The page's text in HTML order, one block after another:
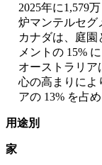
2025年に1,579
炉マンテルセグ
カナダは、庭園
メントの 15%
オーストラリア
心の高まりによ
アの 13% を占め
用途別
家